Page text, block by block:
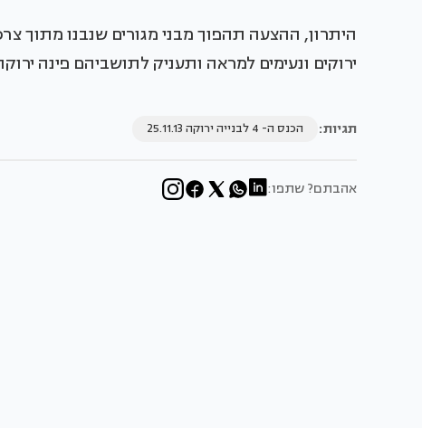
היתרון, ההצעה תהפוך מבני מגורים שנבנו
ירוקים ונעימים למראה ותעניק לתושביהם פינה
תגיות: הכנס ה- 4 לבנייה ירוקה 25.11.13
אהבתם? שתפו: